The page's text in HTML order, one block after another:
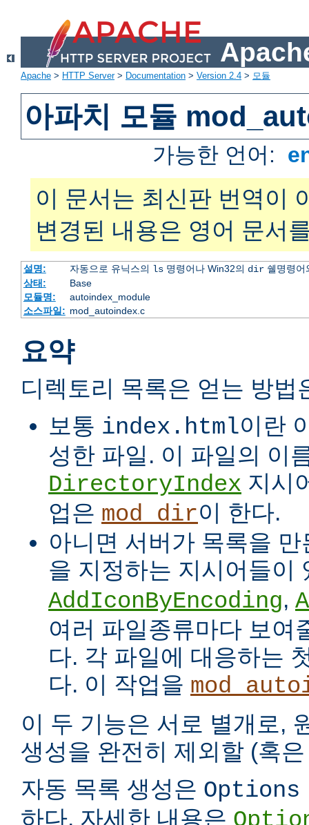
Apache > HTTP Server> Documentation > Version 2.4 > 모듈
아파치 모듈
가능한 언어:
이 문서는 최신판 번역이
변경된 내용은 영어 문서
설명: 자동으로 유닉스의 ls명령어나 Win32의 dir쉘명령어
상태:
Base
모듈명:
autoindex_module
소스파일: mod_autoindex.c
요약
디렉토리 목록은 얻는 방법
보통 index.html이란
성한 파일. 이 파일의 이
DirectoryIndex 지시
업은 mod_dir이 한다.
아니면 서버가 목록을
을 지정하는 지시어들이
AddIconByEncoding,
여러 파일종류마다 보여
다. 각 파일에 대응하는
다. 이 작업을
이 두 기능은 서로 별개로,
생성을 완전히 제외할 (혹
자동 목록 생성은 Options
하다. 자세한 내용은